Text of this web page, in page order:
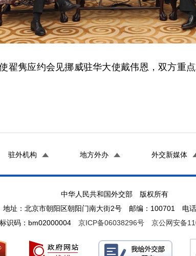
翟隽应约会见挪威驻华大使戴伟恩，双方重
驻外机构 地方外办 外交新媒体
中华人民共和国外交部 版权所有
址：北京市朝阳区朝阳门南大街2号 邮编：100701 电
识码：bm02000004 京ICP备06038296号 京公网安备